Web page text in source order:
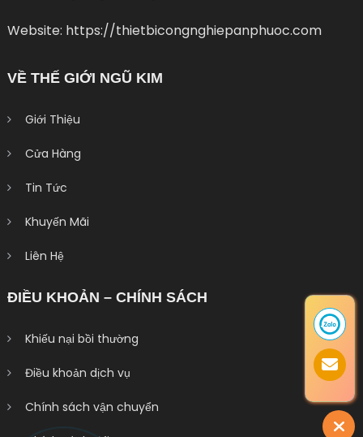
Website: https://thietbicongnghiepanphuoc.com
VỀ THẾ GIỚI NGŨ KIM
Giới Thiệu
Cửa Hàng
Tin Tức
Khuyến Mãi
Liên Hệ
ĐIỀU KHOẢN – CHÍNH SÁCH
Khiếu nại bồi thường
Điều khoản dịch vụ
Chính sách vận chuyển